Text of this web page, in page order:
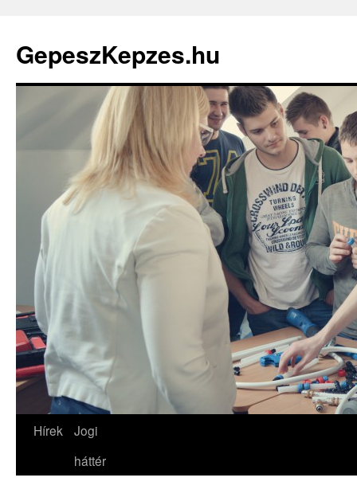
GepeszKepzes.hu
Hírek
Jogi
háttér